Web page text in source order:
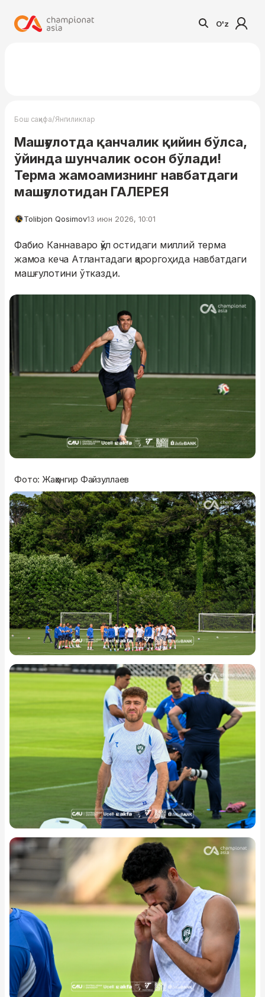
O'z
Бош саҳифа/Янгиликлар
Машғулотда қанчалик қийин бўлса,
ўйинда шунчалик осон бўлади!
Терма жамоамизнинг навбатдаги
машғулотидан ГАЛEРEЯ
Tolibjon Qosimov13 июн 2026, 10:01
Фабио Каннаваро қўл остидаги миллий терма
жамоа кеча Атлантадаги қароргоҳида навбатдаги
машғулотини ўтказди.
Фото: Жаҳонгир Файзуллаев